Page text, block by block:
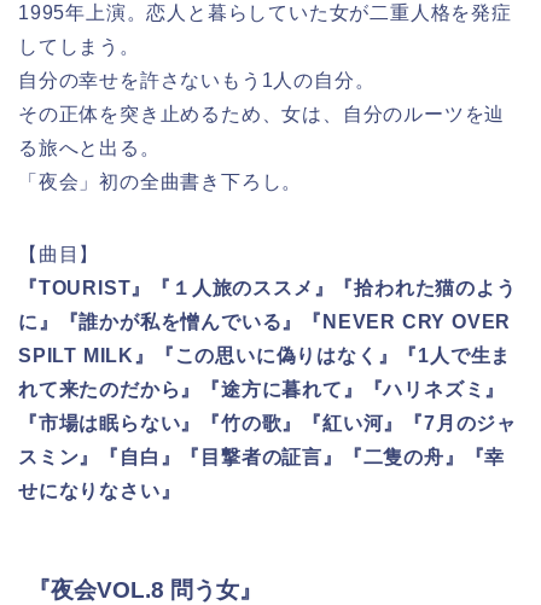
1995年上演。恋人と暮らしていた女が二重人格を発症
してしまう。
自分の幸せを許さないもう1人の自分。
その正体を突き止めるため、女は、自分のルーツを辿
る旅へと出る。
「夜会」初の全曲書き下ろし。
【曲目】
『TOURIST』『１人旅のススメ』『拾われた猫のよう
に』『誰かが私を憎んでいる』『NEVER CRY OVER
SPILT MILK』『この思いに偽りはなく』『1人で生ま
れて来たのだから』『途方に暮れて』『ハリネズミ』
『市場は眠らない』『竹の歌』『紅い河』『7月のジャ
スミン』『自白』『目撃者の証言』『二隻の舟』『幸
せになりなさい』
『夜会VOL.8 問う女』